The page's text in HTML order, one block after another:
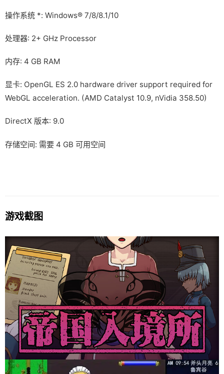
操作系统 *: Windows® 7/8/8.1/10
处理器: 2+ GHz Processor
内存: 4 GB RAM
显卡: OpenGL ES 2.0 hardware driver support required for
WebGL acceleration. (AMD Catalyst 10.9, nVidia 358.50)
DirectX 版本: 9.0
存储空间: 需要 4 GB 可用空间
游戏截图